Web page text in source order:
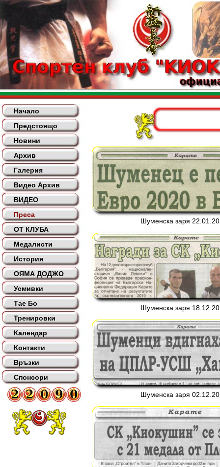
Начало
Предстоящо
Новини
Архив
Галерия
Видео Архив
ВИДЕО
Преса
ОТ КЛУБА
Медалисти
История
ОЯМА ДОДЖО
Усмивки
Тае Бо
Тренировки
Календар
Контакти
Връзки
Спонсори
Шуменска заря
Шуменска заря
Шуменска заря